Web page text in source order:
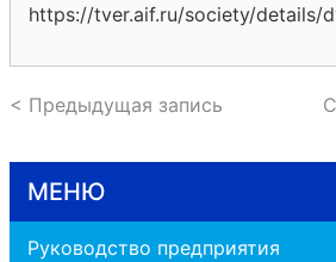
https://tver.aif.ru/society/details/
< Предыдущая запись
МЕНЮ
Руководство предприятия